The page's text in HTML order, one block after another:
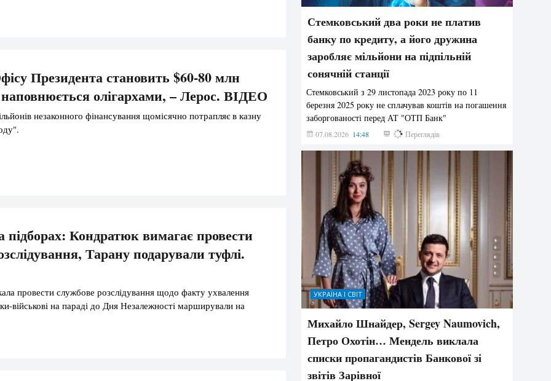
Президента становить $60-80 млн
олігархами, – Лерос. ВІДЕО
незаконного фінансування щомісячно потрапляє в казну
підборах: Кондратюк вимагає провести
Тарану подарували туфлі.
провести службове розслідування щодо факту ухвалення
військові на параді до Дня Незалежності марширували на
Стемковський два роки не платив
банку по кредиту, а його дружина
заробляє мільйони на підпільній
сонячній станції
Стемковський з 29 листопада 2023 року по 11
березня 2025 року не сплачував коштів на погашення
заборгованості перед АТ "ОТП Банк"
07.08.2026 14:48 255 Переглядів
УКРАЇНА І СВІТ
Михайло Шнайдер, Sergey Naumovich,
Петро Охотін… Мендель виклала
списки пропагандистів Банкової зі
звітів Зарівної